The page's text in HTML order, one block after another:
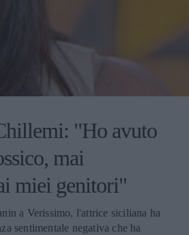
"Ho avuto
mai
miei genitori"
a Verissimo, l'attrice siciliana ha
sentimentale negativa che ha